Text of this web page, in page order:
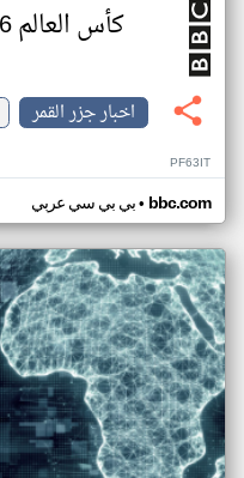
كأس العالم 2026
اخبار جزر القمر
PF63IT
بي بي سي عربي• bbc.com